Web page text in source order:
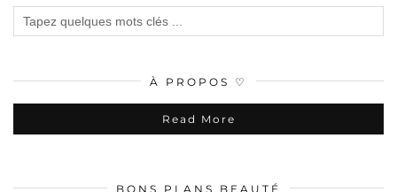
À PROPOS ♡
Read More
BONS PLANS BEAUTÉ